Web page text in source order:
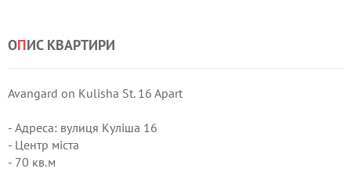
ОПИС КВАРТИРИ
Avangard on Kulisha St. 16 Apart
- Адреса: вулиця Куліша 16
- Центр міста
- 70 кв.м